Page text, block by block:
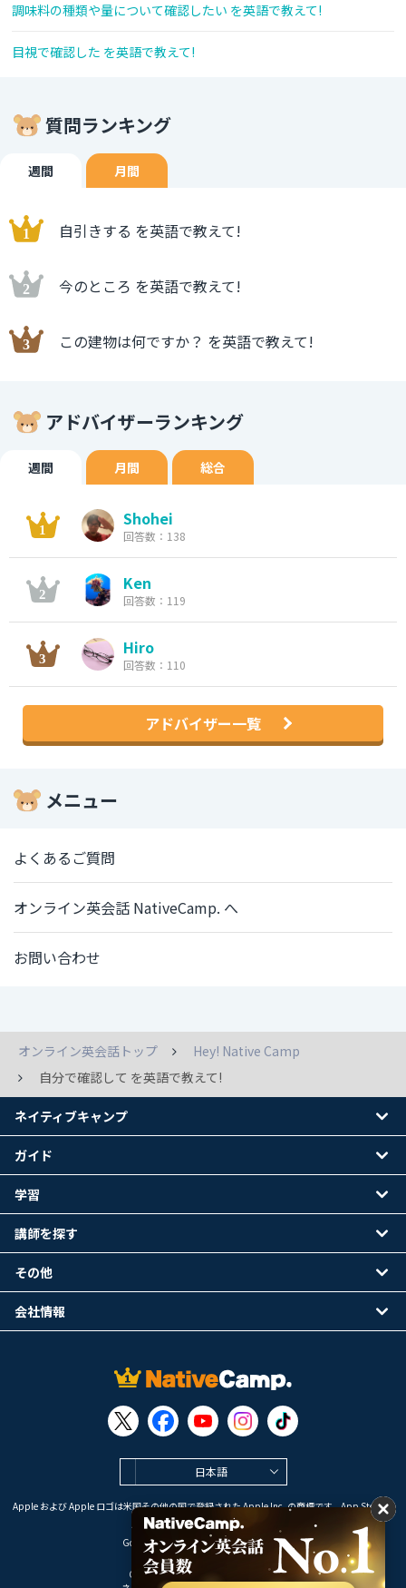
調味料の種類や量について確認したい を英語で教えて!
目視で確認した を英語で教えて!
質問ランキング
週間 月間
自引きする を英語で教えて!
今のところ を英語で教えて!
この建物は何ですか？ を英語で教えて!
アドバイザーランキング
週間 月間 総合
Shohei
回答数：138
Ken
回答数：119
Hiro
回答数：110
アドバイザー一覧
メニュー
よくあるご質問
オンライン英会話 NativeCamp. へ
お問い合わせ
オンライン英会話トップ
Hey! Native Camp
自分で確認して を英語で教えて!
日本語
Apple および Apple ロゴは米国その他の国で登録された Apple Inc. の商標です。App Store は
Apple Inc. のサービスマークです。
Google Play は Google LLC の商標です。
Copyright © 2026 オンライン英会話
ネイティブキャンプ
ガイド
学習
講師を探す
その他
会社情報